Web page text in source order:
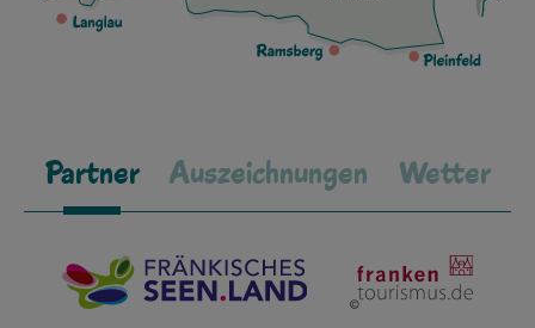
Partner Auszeichnungen Wetter